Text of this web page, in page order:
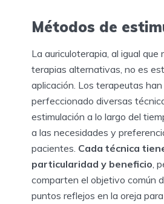
Métodos de
La auriculoterapia, al igual que
terapias alternativas, no es
aplicación. Los terapeutas
perfeccionado diversas
estimulación a lo largo del
a las necesidades y
pacientes. Cada técnica
particularidad y beneficio ,
comparten el objetivo común
puntos reflejos en la oreja